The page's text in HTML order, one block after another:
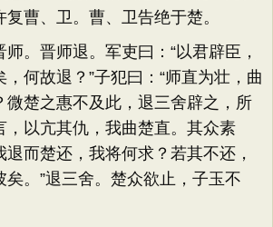
曹、卫。曹、卫告绝于楚。
晋师退。军吏曰：“以君辟臣，
何故退？”子犯曰：“师直为壮，曲
微楚之惠不及此，退三舍辟之，所
，以亢其仇，我曲楚直。其众素
而楚还，我将何求？若其不还，
。”退三舍。楚众欲止，子玉不